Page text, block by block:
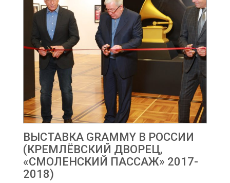
ВЫСТАВКА GRAMMY В РОССИИ
(КРЕМЛЁВСКИЙ ДВОРЕЦ,
«СМОЛЕНСКИЙ ПАССАЖ» 2017-
2018)